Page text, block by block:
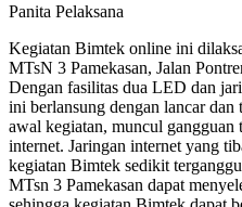
Panita Pelaksana
Kegiatan Bimtek online ini
MTsN 3 Pamekasan, Jalan
Dengan fasilitas dua LED dan
ini berlansung dengan lancar
awal kegiatan, muncul gangguan
internet. Jaringan internet yang
kegiatan Bimtek sedikit
MTsn 3 Pamekasan dapat